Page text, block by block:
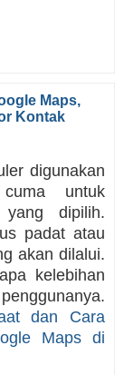
Maps,
Kontak
digunakan
untuk
dipilih.
padat atau
akan dilalui.
kelebihan
dan Cara
Maps di